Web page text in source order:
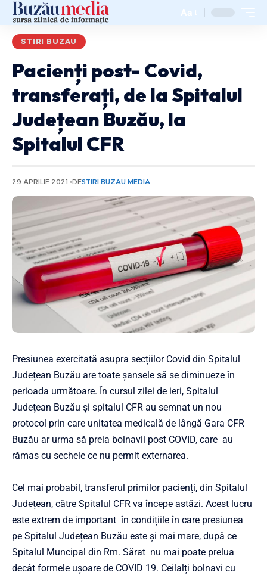
Aa
STIRI BUZAU
Pacienți post- Covid,
transferați, de la Spitalul
Județean Buzău, la
Spitalul CFR
29 APRILIE 2021 DESTIRI BUZAU MEDIA
Presiunea exercitată asupra secțiilor Covid din Spitalul
Județean Buzău are toate șansele să se diminueze în
perioada următoare. În cursul zilei de ieri, Spitalul
Județean Buzău și spitalul CFR au semnat un nou
protocol prin care unitatea medicală de lângă Gara CFR
Buzău ar urma să preia bolnavii post COVID, care au
rămas cu sechele ce nu permit externarea.
Cel mai probabil, transferul primilor pacienți, din Spitalul
Județean, către Spitalul CFR va începe astăzi. Acest lucru
este extrem de important în condițiile în care presiunea
pe Spitalul Județean Buzău este și mai mare, după ce
Spitalul Muncipal din Rm. Sărat nu mai poate prelua
decât formele ușoare de COVID 19. Ceilalți bolnavi cu